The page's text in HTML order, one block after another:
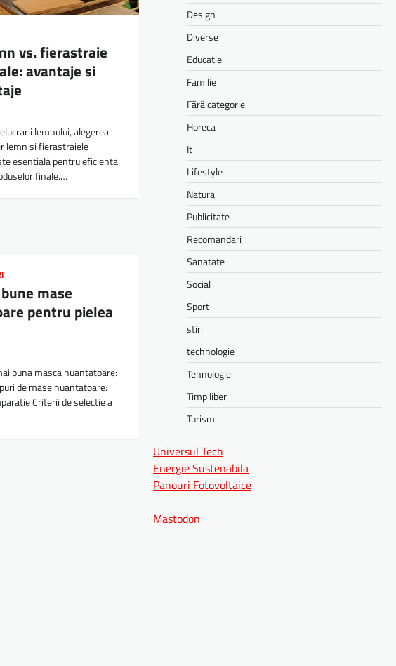
vs. fierastraie
avantaje si
lemnului, alegerea
lemn si fierastraiele
esentiala pentru eficienta
finale.…
mase
pentru pielea
buna masca nuantatoare:
de mase nuantatoare:
Criterii de selectie a
Design
Diverse
Educatie
Familie
Fără categorie
Horeca
It
Lifestyle
Natura
Publicitate
Recomandari
Sanatate
Social
Sport
stiri
technologie
Tehnologie
Timp liber
Turism
Universul Tech
Energie Sustenabila
Panouri Fotovoltaice
Mastodon